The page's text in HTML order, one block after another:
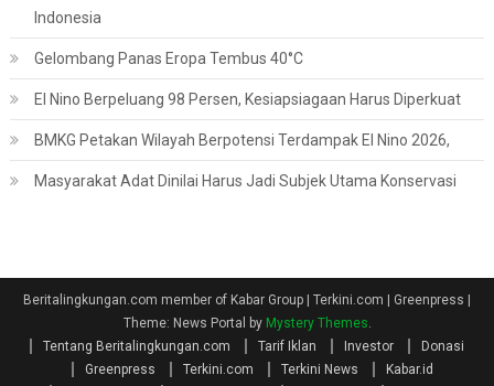
Indonesia
Gelombang Panas Eropa Tembus 40°C
El Nino Berpeluang 98 Persen, Kesiapsiagaan Harus Diperkuat
BMKG Petakan Wilayah Berpotensi Terdampak El Nino 2026,
Masyarakat Adat Dinilai Harus Jadi Subjek Utama Konservasi
Beritalingkungan.com member of Kabar Group | Terkini.com | Greenpress
Theme: News Portal by Mystery Themes.
Tentang Beritalingkungan.com
Tarif Iklan Investor
Donasi
Greenpress
Terkini.com Terkini News
Kabar.id